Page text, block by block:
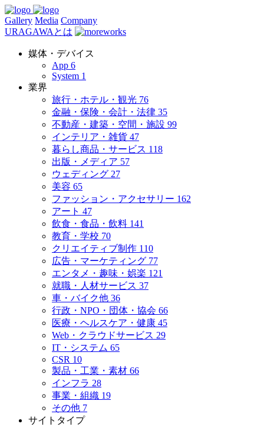
Gallery Media Company
URAGAWAとは
媒体・デバイス
App 6
System 1
業界
旅行・ホテル・観光 76
金融・保険・会計・法律 35
不動産・建築・空間・施設 99
インテリア・雑貨 47
暮らし商品・サービス 118
出版・メディア 57
ウェディング 27
美容 65
ファッション・アクセサリー 162
アート 47
飲食・食品・飲料 141
教育・学校 70
クリエイティブ制作 110
広告・マーケティング 77
エンタメ・趣味・娯楽 121
就職・人材サービス 37
車・バイク他 36
行政・NPO・団体・協会 66
医療・ヘルスケア・健康 45
Web・クラウドサービス 29
IT・システム 65
CSR 10
製品・工業・素材 66
インフラ 28
事業・組織 19
その他 7
サイトタイプ